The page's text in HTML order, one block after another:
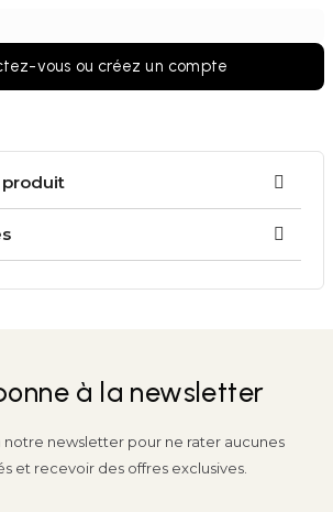
vous ou créez un compte
produit
à la newsletter
notre newsletter pour ne rater aucunes
et recevoir des offres exclusives.